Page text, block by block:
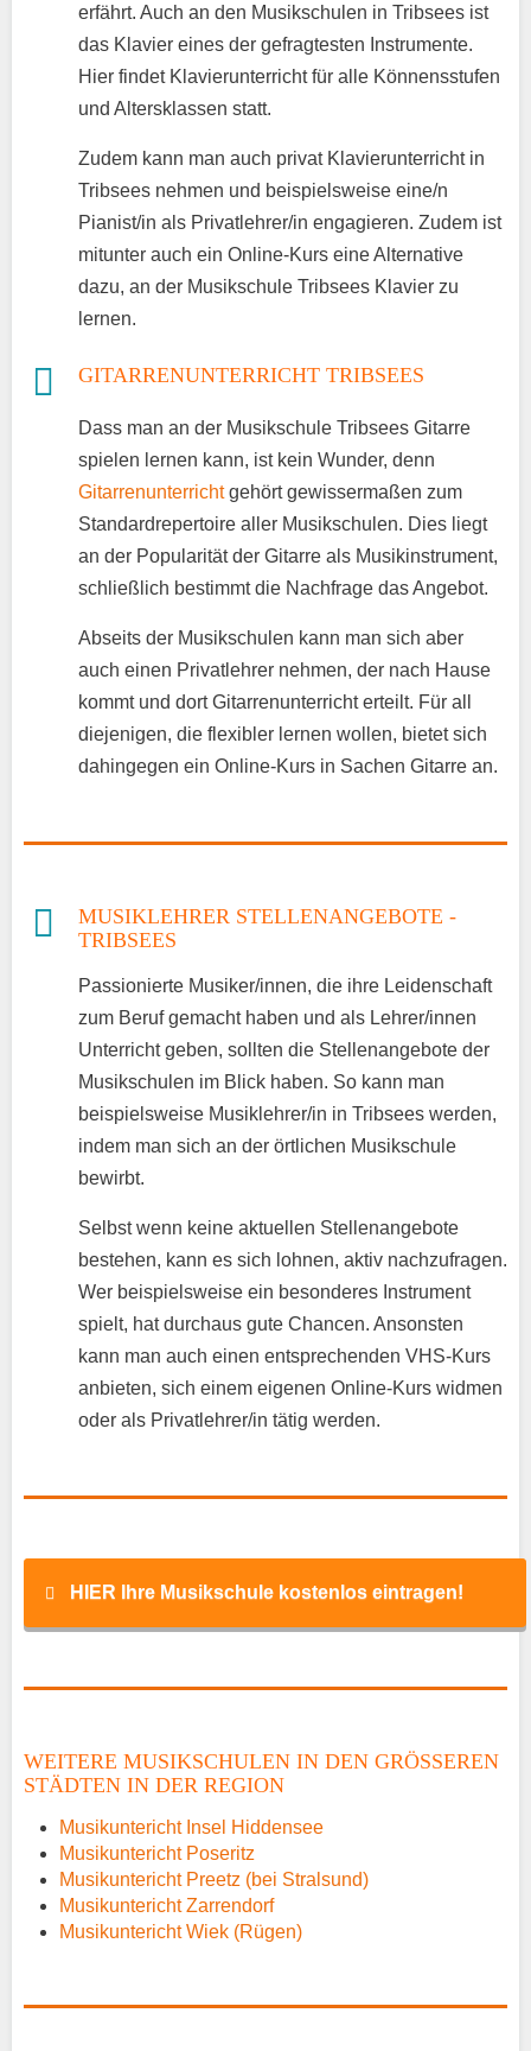
erfährt. Auch an den Musikschulen in Tribsees ist
das Klavier eines der gefragtesten Instrumente.
Hier findet Klavierunterricht für alle Könnensstufen
und Altersklassen statt.
Zudem kann man auch privat Klavierunterricht in
Tribsees nehmen und beispielsweise eine/n
Pianist/in als Privatlehrer/in engagieren. Zudem ist
mitunter auch ein Online-Kurs eine Alternative
dazu, an der Musikschule Tribsees Klavier zu
lernen.
GITARRENUNTERRICHT TRIBSEES
Dass man an der Musikschule Tribsees Gitarre
spielen lernen kann, ist kein Wunder, denn
Gitarrenunterrichtgehört gewissermaßen zum
Standardrepertoire aller Musikschulen. Dies liegt
an der Popularität der Gitarre als Musikinstrument,
schließlich bestimmt die Nachfrage das Angebot.
Abseits der Musikschulen kann man sich aber
auch einen Privatlehrer nehmen, der nach Hause
kommt und dort Gitarrenunterricht erteilt. Für all
diejenigen, die flexibler lernen wollen, bietet sich
dahingegen ein Online-Kurs in Sachen Gitarre an.
MUSIKLEHRER STELLENANGEBOTE -
TRIBSEES
Passionierte Musiker/innen, die ihre Leidenschaft
zum Beruf gemacht haben und als Lehrer/innen
Unterricht geben, sollten die Stellenangebote der
Musikschulen im Blick haben. So kann man
beispielsweise Musiklehrer/in in Tribsees werden,
indem man sich an der örtlichen Musikschule
bewirbt.
Selbst wenn keine aktuellen Stellenangebote
bestehen, kann es sich lohnen, aktiv nachzufragen.
Wer beispielsweise ein besonderes Instrument
spielt, hat durchaus gute Chancen. Ansonsten
kann man auch einen entsprechenden VHS-Kurs
anbieten, sich einem eigenen Online-Kurs widmen
oder als Privatlehrer/in tätig werden.
HIER Ihre Musikschule kostenlos eintragen!
WEITERE MUSIKSCHULEN IN DEN GRÖSSEREN S
TÄDTEN IN DER REGION
Musikuntericht Insel Hiddensee
Musikuntericht Poseritz
Musikuntericht Preetz (bei Stralsund)
Musikuntericht Zarrendorf
Musikuntericht Wiek (Rügen)